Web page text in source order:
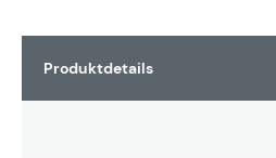
Produktdetails